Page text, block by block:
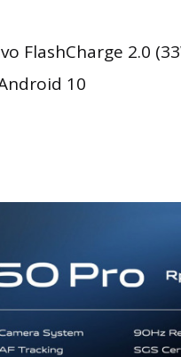
FlashCharge 2.0
10